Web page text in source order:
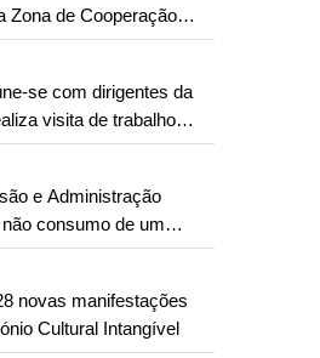
Zona de Cooperação
e Macau em
se com dirigentes da
visita de trabalho
e Administração
consumo de um
medicamentosas
novas manifestações
Cultural Intangível